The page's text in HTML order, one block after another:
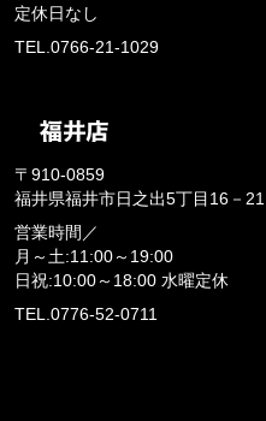
定休日なし
TEL.0766-21-1029
〒910-0859
福井県福井市日之出5丁目16－21
営業時間／
月～土:11:00～19:00
日祝:10:00～18:00 水曜定休
TEL.0776-52-0711